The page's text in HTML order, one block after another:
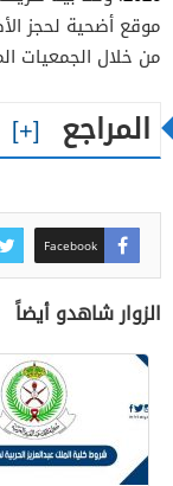
موقع أضحية لحجز
من خلال الجمعيات
المراجع
Facebook
الزوار شاهدو أيضاً